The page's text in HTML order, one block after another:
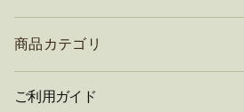
商品カテゴリ
ご利用ガイド